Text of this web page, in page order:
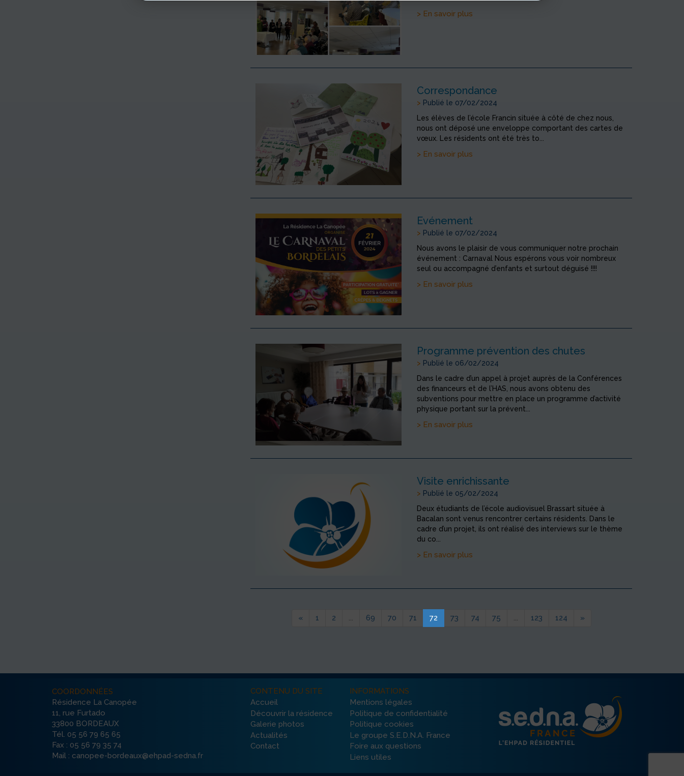
> En savoir plus
Correspondance
> Publié le 07/02/2024
Les élèves de l’école Francin située à côté de chez nous,
nous ont déposé une enveloppe comportant des cartes de
vœux. Les résidents ont été très to...
> En savoir plus
Evénement
> Publié le 07/02/2024
Nous avons le plaisir de vous communiquer notre prochain
événement : Carnaval Nous espérons vous voir nombreux
seul ou accompagné d’enfants et surtout déguisé !!!!
> En savoir plus
Programme prévention des chutes
> Publié le 06/02/2024
Dans le cadre d’un appel à projet auprès de la Conférences
des financeurs et de l’HAS, nous avons obtenu des
subventions pour mettre en place un programme d’activité
physique portant sur la prévent...
> En savoir plus
Visite enrichissante
> Publié le 05/02/2024
Deux étudiants de l’école audiovisuel Brassart située à
Bacalan sont venus rencontrer certains résidents. Dans le
cadre d’un projet, ils ont réalisé des interviews sur le thème
du co...
> En savoir plus
« 1 2 ... 69 70 71 72 73 74 75 ... 123 124 »
COORDONNÉES
Résidence La Canopée
11, rue Furtado
33800 BORDEAUX
Tél. 05 56 79 65 65
Fax : 05 56 79 35 74
Mail : canopee-bordeaux@ehpad-sedna.fr
CONTENU DU SITE
Accueil
Découvrir la résidence
Galerie photos
Actualités
Contact
INFORMATIONS
Mentions légales
Politique de confidentialité
Politique cookies
Le groupe S.E.D.N.A. France
Foire aux questions
Liens utiles